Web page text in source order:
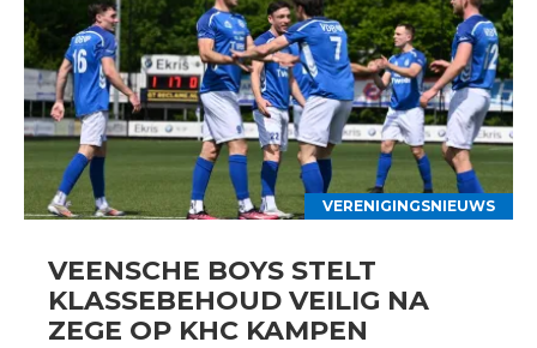
VERENIGINGSNIEUWS
VEENSCHE BOYS STELT
KLASSEBEHOUD VEILIG NA
ZEGE OP KHC KAMPEN